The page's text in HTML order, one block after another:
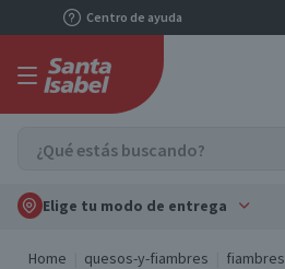
Centro de ayuda
Elige tu modo de entrega
Home quesos-y-fiambres fiambres